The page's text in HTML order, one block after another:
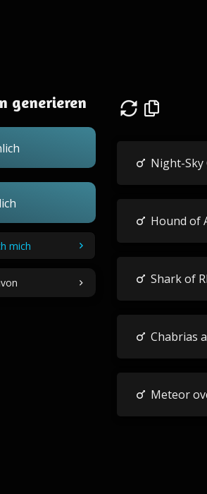
generieren
mich
Night-Sky
Hound of
Shark of
Chabrias
Meteor